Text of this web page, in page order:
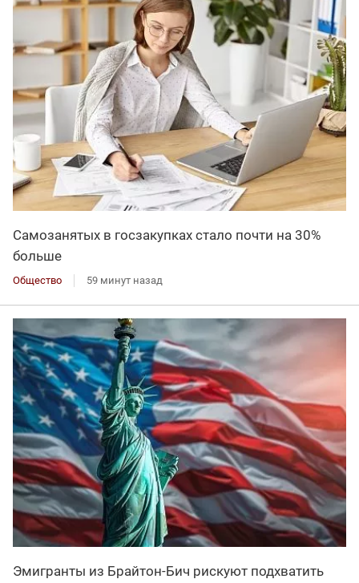
Самозанятых в госзакупках стало почти на 30%
больше
Общество 59 минут назад
Эмигранты из Брайтон-Бич рискуют подхватить